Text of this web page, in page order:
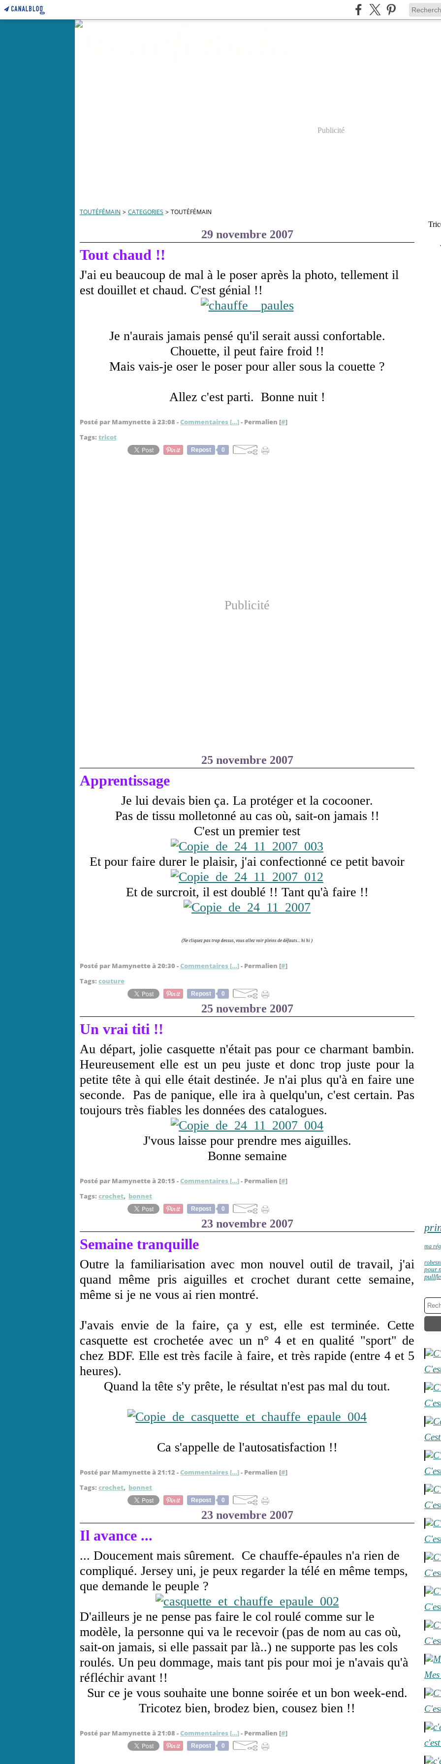
Publicité
TOUTÉFÉMAIN > CATEGORIES > TOUTÉFÉMAIN
29 novembre 2007
Tout chaud !!
J'ai eu beaucoup de mal à le poser après la photo, tellement il
est douillet et chaud. C'est génial !!
Je n'aurais jamais pensé qu'il serait aussi confortable.
Chouette, il peut faire froid !!
Mais vais-je oser le poser pour aller sous la couette ?
Allez c'est parti. Bonne nuit !
Posté par Mamynette à 23:08 -Commentaires […]- Permalien [#]
Tags: tricot
Repost 0
Publicité
25 novembre 2007
Apprentissage
Je lui devais bien ça. La protéger et la cocooner.
Pas de tissu molletonné au cas où, sait-on jamais !!
C'est un premier test
Et pour faire durer le plaisir, j'ai confectionné ce petit bavoir
Et de surcroit, il est doublé !! Tant qu'à faire !!
(Ne cliquez pas trop dessus, vous allez voir pleins de défauts... hi hi )
Posté par Mamynette à 20:30 -Commentaires […]- Permalien [#]
Tags: couture
Repost 0
25 novembre 2007
Un vrai titi !!
Au départ, jolie casquette n'était pas pour ce charmant bambin.
Heureusement elle est un peu juste et donc trop juste pour la
petite tête à qui elle était destinée. Je n'ai plus qu'à en faire une
seconde. Pas de panique, elle ira à quelqu'un, c'est certain. Pas
toujours très fiables les données des catalogues.
J'vous laisse pour prendre mes aiguilles.
Bonne semaine
Posté par Mamynette à 20:15 -Commentaires […]- Permalien [#]
Tags: crochet, bonnet
Repost 0
23 novembre 2007
Semaine tranquille
Outre la familiarisation avec mon nouvel outil de travail, j'ai
quand même pris aiguilles et crochet durant cette semaine,
même si je ne vous ai rien montré.
J'avais envie de la faire, ça y est, elle est terminée. Cette
casquette est crochetée avec un n° 4 et en qualité "sport" de
chez BDF. Elle est très facile à faire, et très rapide (entre 4 et 5
heures).
Quand la tête s'y prête, le résultat n'est pas mal du tout.
Ca s'appelle de l'autosatisfaction !!
Posté par Mamynette à 21:12 -Commentaires […]- Permalien [#]
Tags: crochet, bonnet
Repost 0
23 novembre 2007
Il avance ...
... Doucement mais sûrement. Ce chauffe-épaules n'a rien de
compliqué. Jersey uni, je peux regarder la télé en même temps,
que demande le peuple ?
D'ailleurs je ne pense pas faire le col roulé comme sur le
modèle, la personne qui va le recevoir (pas de nom au cas où,
sait-on jamais, si elle passait par là..) ne supporte pas les cols
roulés. Un peu dommage, mais tant pis pour moi je n'avais qu'à
réfléchir avant !!
Sur ce je vous souhaite une bonne soirée et un bon week-end.
Tricotez bien, brodez bien, cousez bien !!
Posté par Mamynette à 21:08 -Commentaires […]- Permalien [#]
Repost 0
ma
robe
pour
pull